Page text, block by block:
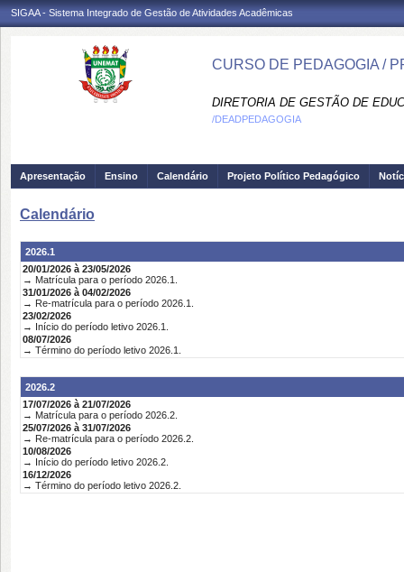
SIGAA - Sistema Integrado de Gestão de Atividades Acadêmicas
CURSO DE PEDAGOGIA /
DIRETORIA DE GESTÃO DE
/DEADPEDAGOGIA
Apresentação Ensino Calendário Projeto Político Pedagógico
Calendário
2026.1
20/01/2026 à 23/05/2026
→ Matrícula para o período 2026.1.
31/01/2026 à 04/02/2026
→ Re-matrícula para o período 2026.1.
23/02/2026
→ Início do período letivo 2026.1.
08/07/2026
→ Término do período letivo 2026.1.
2026.2
17/07/2026 à 21/07/2026
→ Matrícula para o período 2026.2.
25/07/2026 à 31/07/2026
→ Re-matrícula para o período 2026.2.
10/08/2026
→ Início do período letivo 2026.2.
16/12/2026
→ Término do período letivo 2026.2.